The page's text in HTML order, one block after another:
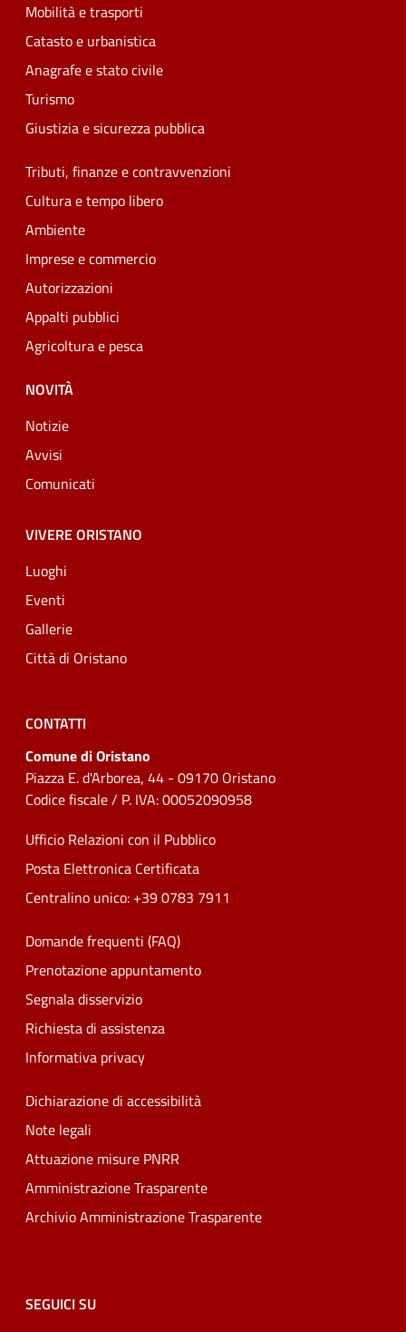
Mobilità e trasporti
Catasto e urbanistica
Anagrafe e stato civile
Turismo
Giustizia e sicurezza pubblica
Tributi, finanze e contravvenzioni
Cultura e tempo libero
Ambiente
Imprese e commercio
Autorizzazioni
Appalti pubblici
Agricoltura e pesca
NOVITÀ
Notizie
Avvisi
Comunicati
VIVERE ORISTANO
Luoghi
Eventi
Gallerie
Città di Oristano
CONTATTI
Comune di Oristano
Piazza E. d'Arborea, 44 - 09170 Oristano
Codice fiscale / P. IVA: 00052090958
Ufficio Relazioni con il Pubblico
Posta Elettronica Certificata
Centralino unico: +39 0783 7911
Domande frequenti (FAQ)
Prenotazione appuntamento
Segnala disservizio
Richiesta di assistenza
Informativa privacy
Dichiarazione di accessibilità
Note legali
Attuazione misure PNRR
Amministrazione Trasparente
Archivio Amministrazione Trasparente
SEGUICI SU